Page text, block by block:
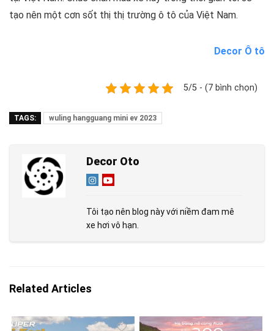
tạo nên một cơn sốt thị thị trường ô tô của Việt Nam.
Decor Ô tô
5/5 - (7 bình chọn)
TAGS: wuling hangguang mini ev 2023
Decor Oto
Tôi tạo nên blog này với niềm đam mê
xe hơi vô hạn.
Related Articles